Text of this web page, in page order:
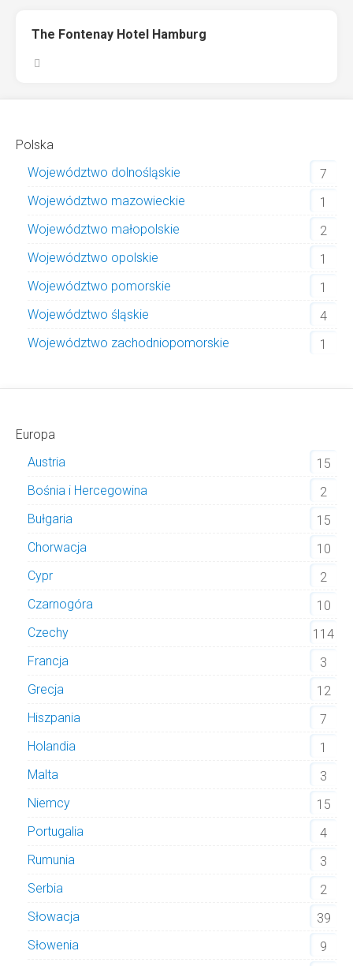
The Fontenay Hotel Hamburg
Polska
Województwo dolnośląskie
7
Województwo mazowieckie
1
Województwo małopolskie
2
Województwo opolskie
1
Województwo pomorskie
1
Województwo śląskie
4
Województwo zachodniopomorskie
1
Europa
Austria
15
Bośnia i Hercegowina
2
Bułgaria
15
Chorwacja
10
Cypr
2
Czarnogóra
10
Czechy
114
Francja
3
Grecja
12
Hiszpania
7
Holandia
1
Malta
3
Niemcy
15
Portugalia
4
Rumunia
3
Serbia
2
Słowacja
39
Słowenia
9